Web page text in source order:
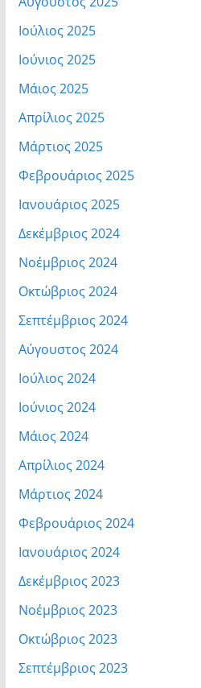
Ιούλιος 2025
Ιούνιος 2025
Μάιος 2025
Απρίλιος 2025
Μάρτιος 2025
Φεβρουάριος 2025
Ιανουάριος 2025
Δεκέμβριος 2024
Νοέμβριος 2024
Οκτώβριος 2024
Σεπτέμβριος 2024
Αύγουστος 2024
Ιούλιος 2024
Ιούνιος 2024
Μάιος 2024
Απρίλιος 2024
Μάρτιος 2024
Φεβρουάριος 2024
Ιανουάριος 2024
Δεκέμβριος 2023
Νοέμβριος 2023
Οκτώβριος 2023
Σεπτέμβριος 2023